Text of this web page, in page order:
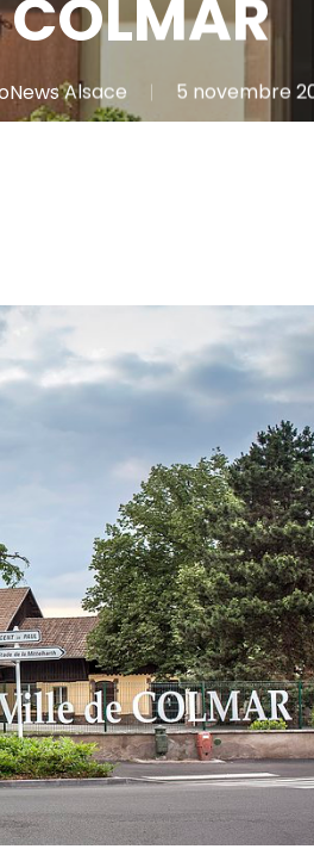
COLMAR
Alsace 5 novembre